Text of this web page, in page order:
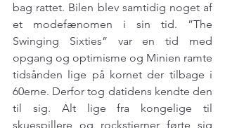
bag rattet. Bilen blev samtidig noget af
et modefænomen i sin tid. ”The
Swinging Sixties” var en tid med
opgang og optimisme og Minien ramte
tidsånden lige på kornet der tilbage i
60erne. Derfor tog datidens kendte den
til sig. Alt lige fra kongelige til
skuespillere og rockstjerner førte sig